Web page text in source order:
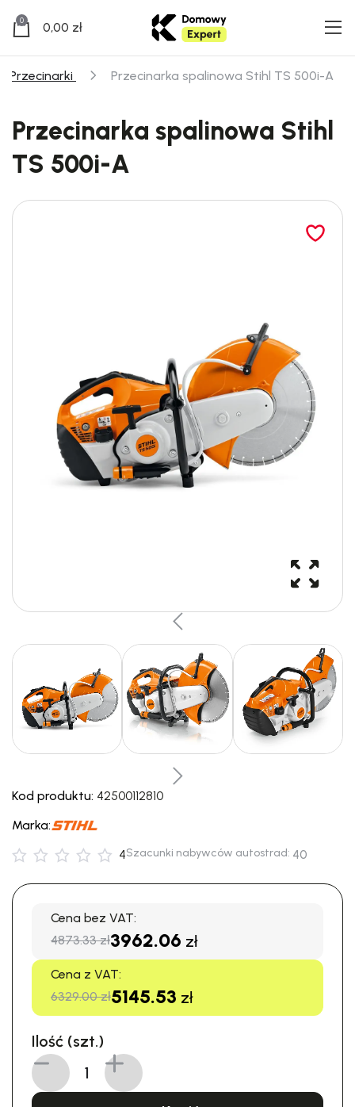
0 0,00 zł
Przecinarki Przecinarka spalinowa Stihl TS 500i-A
Przecinarka spalinowa Stihl
TS 500i-A
Kod produktu: 42500112810
Marka:
4Szacunki nabywców autostrad: 40
Cena bez VAT:
4873.33 zł3962.06 zł
Cena z VAT:
6329.00 zł5145.53 zł
Ilość (szt.)